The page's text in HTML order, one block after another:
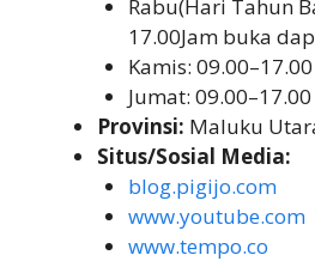
Rabu(Hari Tahun
17.00Jam buka
Kamis: 09.00–17.00
Jumat: 09.00–17.00
Provinsi: Maluku
Situs/Sosial Media:
blog.pigijo.com
www.youtube.com
www.tempo.co